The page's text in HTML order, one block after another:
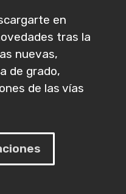
en
tras la
nuevas,
de grado,
de las vías